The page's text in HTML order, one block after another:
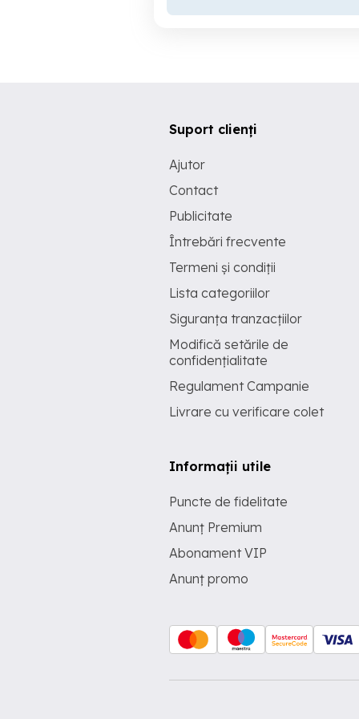
Suport clienți
Ajutor
Contact
Publicitate
Întrebări frecvente
Termeni și condiții
Lista categoriilor
Siguranța tranzacțiilor
Modifică setările de
confidențialitate
Regulament Campanie
Livrare cu verificare colet
Informații utile
Puncte de fidelitate
Anunț Premium
Abonament VIP
Anunț promo